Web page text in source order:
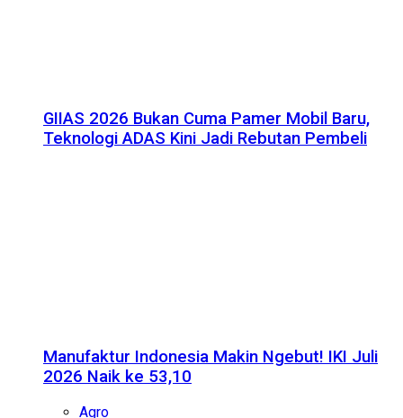
GIIAS 2026 Bukan Cuma Pamer Mobil Baru,
Teknologi ADAS Kini Jadi Rebutan Pembeli
Manufaktur Indonesia Makin Ngebut! IKI Juli
2026 Naik ke 53,10
Agro